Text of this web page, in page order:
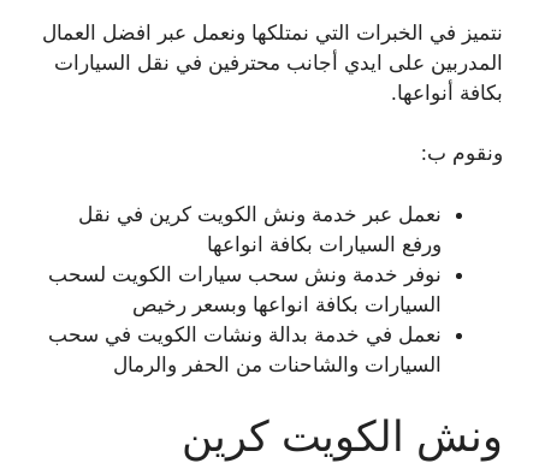
نتميز في الخبرات التي نمتلكها ونعمل عبر افضل العمال
المدربين على ايدي أجانب محترفين في نقل السيارات
بكافة أنواعها.
ونقوم ب:
نعمل عبر خدمة ونش الكويت كرين في نقل
ورفع السيارات بكافة انواعها
نوفر خدمة ونش سحب سيارات الكويت لسحب
السيارات بكافة انواعها وبسعر رخيص
نعمل في خدمة بدالة ونشات الكويت في سحب
السيارات والشاحنات من الحفر والرمال
ونش الكويت كرين